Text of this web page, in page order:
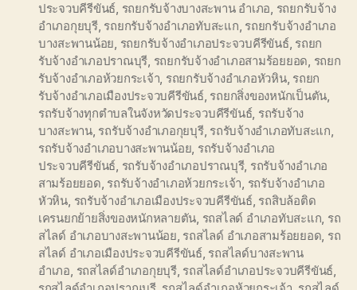
ประจวบคีรีขันธ์ รถยกรับจ้างบางสะพาน อำเภอ รถยกรับจ้าง
อำเภอกุยบุรี, รถยกรับจ้างอำเภอทับสะแก รถยกรับจ้างอำเภอ
บางสะพานน้อย รถยกรับจ้างอำเภอประจวบคีรีขันธ์, รถยก
รับจ้างอำเภอปราณบุรี รถยกรับจ้างอำเภอสามร้อยยอด รถยก
รับจ้างอำเภอห้วยกระเจ้า รถยกรับจ้างอำเภอหัวหิน, รถยก
รับจ้างอำเภอเมืองประจวบคีรีขันธ์, รถยกสิ่งของหนักเป็นตัน
รถรับจ้างทุกตำบลในจังหวัดประจวบคีรีขันธ์, รถรับจ้าง
บางสะพาน, รถรับจ้างอำเภอกุยบุรี, รถรับจ้างอำเภอทับสะแก
รถรับจ้างอำเภอบางสะพานน้อย รถรับจ้างอำเภอ
ประจวบคีรีขันธ์ รถรับจ้างอำเภอปราณบุรี, รถรับจ้างอำเภอ
สามร้อยยอด รถรับจ้างอำเภอห้วยกระเจ้า รถรับจ้างอำเภอ
หัวหิน รถรับจ้างอำเภอเมืองประจวบคีรีขันธ์, รถสิบล้อติด
เครนยกย้ายสิ่งของหนักหลายตัน รถสไลด์ อำเภอทับสะแก รถ
สไลด์ อำเภอบางสะพานน้อย รถสไลด์ อำเภอสามร้อยยอด รถ
สไลด์ อำเภอเมืองประจวบคีรีขันธ์, รถสไลด์บางสะพาน
อำเภอ รถสไลด์อำเภอกุยบุรี, รถสไลด์อำเภอประจวบคีรีขันธ์